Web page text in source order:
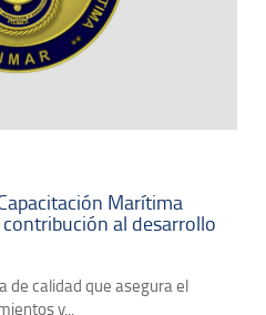
Marítima
al desarrollo
de calidad que asegura el
y...